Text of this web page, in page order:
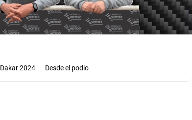
Dakar 2024 Desde el podio